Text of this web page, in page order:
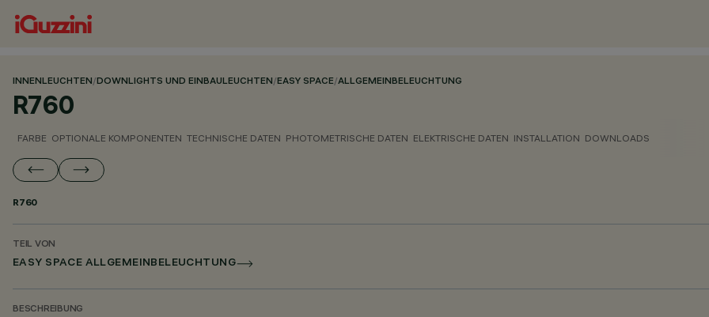
INNENLEUCHTEN/DOWNLIGHTS UND EINBAULEUCHTEN/EASY SPACE/ALLGEMEINBELEUCHTUNG
R760
FARBE OPTIONALE KOMPONENTEN TECHNISCHE DATEN PHOTOMETRISCHE DATEN ELEKTRISCHE DATEN INSTALLATION DOWNLOADS
R760
TEIL VON
EASY SPACE ALLGEMEINBELEUCHTUNG
BESCHREIBUNG